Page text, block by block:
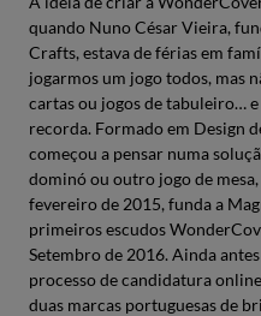
quando Nuno César Vieira,
Crafts, estava de férias em
jogarmos um jogo todos, mas
cartas ou jogos de tabuleiro…
recorda. Formado em Design
começou a pensar numa
dominó ou outro jogo de
fevereiro de 2015, funda a
primeiros escudos
Setembro de 2016. Ainda
processo de candidatura
duas marcas portuguesas de